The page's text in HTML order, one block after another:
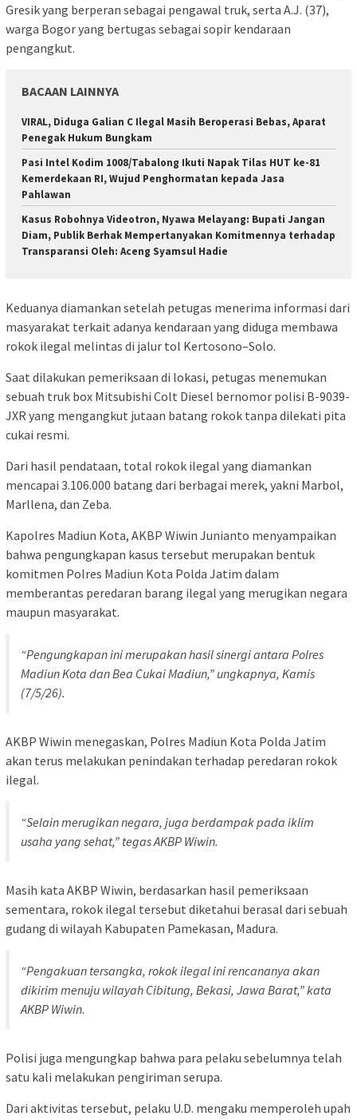
Gresik yang berperan sebagai pengawal truk, serta A.J. (37),
warga Bogor yang bertugas sebagai sopir kendaraan
pengangkut.
BACAAN LAINNYA
VIRAL, Diduga Galian C Ilegal Masih Beroperasi Bebas, Aparat
Penegak Hukum Bungkam
Pasi Intel Kodim 1008/Tabalong Ikuti Napak Tilas HUT ke-81
Kemerdekaan RI, Wujud Penghormatan kepada Jasa
Pahlawan
Kasus Robohnya Videotron, Nyawa Melayang: Bupati Jangan
Diam, Publik Berhak Mempertanyakan Komitmennya terhadap
Transparansi Oleh: Aceng Syamsul Hadie
Keduanya diamankan setelah petugas menerima informasi dari
masyarakat terkait adanya kendaraan yang diduga membawa
rokok ilegal melintas di jalur tol Kertosono–Solo.
Saat dilakukan pemeriksaan di lokasi, petugas menemukan
sebuah truk box Mitsubishi Colt Diesel bernomor polisi B-9039-
JXR yang mengangkut jutaan batang rokok tanpa dilekati pita
cukai resmi.
Dari hasil pendataan, total rokok ilegal yang diamankan
mencapai 3.106.000 batang dari berbagai merek, yakni Marbol,
Marllena, dan Zeba.
Kapolres Madiun Kota, AKBP Wiwin Junianto menyampaikan
bahwa pengungkapan kasus tersebut merupakan bentuk
komitmen Polres Madiun Kota Polda Jatim dalam
memberantas peredaran barang ilegal yang merugikan negara
maupun masyarakat.
“Pengungkapan ini merupakan hasil sinergi antara Polres
Madiun Kota dan Bea Cukai Madiun,” ungkapnya, Kamis
(7/5/26).
AKBP Wiwin menegaskan, Polres Madiun Kota Polda Jatim
akan terus melakukan penindakan terhadap peredaran rokok
ilegal.
“Selain merugikan negara, juga berdampak pada iklim
usaha yang sehat,” tegas AKBP Wiwin.
Masih kata AKBP Wiwin, berdasarkan hasil pemeriksaan
sementara, rokok ilegal tersebut diketahui berasal dari sebuah
gudang di wilayah Kabupaten Pamekasan, Madura.
“Pengakuan tersangka, rokok ilegal ini rencananya akan
dikirim menuju wilayah Cibitung, Bekasi, Jawa Barat,” kata
AKBP Wiwin.
Polisi juga mengungkap bahwa para pelaku sebelumnya telah
satu kali melakukan pengiriman serupa.
Dari aktivitas tersebut, pelaku U.D. mengaku memperoleh upah